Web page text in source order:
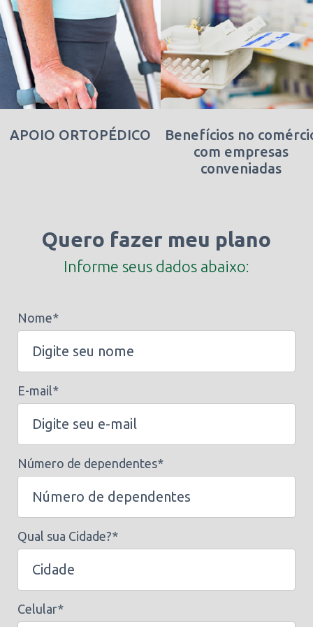
atender os nossos clientes.
O cliente saff tem opção para Plano de Cremação,
ecologicamente correto, moderno e sem custos
futuros a família.
Associe-se e aproveite as vantagens!
APOIO ORTOPÉDICO
Benefícios no
com empresas
conveniadas
Quero fazer meu plano
Informe seus dados abaixo:
Nome*
E-mail*
Número de dependentes*
Qual sua Cidade?*
Celular*